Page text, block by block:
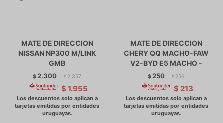
MATE DE DIRECCION
NISSAN NP300 M/LINK
GMB
$ 2.300 $ 2.357
$ 1.955
MATE DE DIRECCION
CHERY QQ MACHO-FAW
V2-BYD E5 MACHO -
$ 250 $ 256
$ 213